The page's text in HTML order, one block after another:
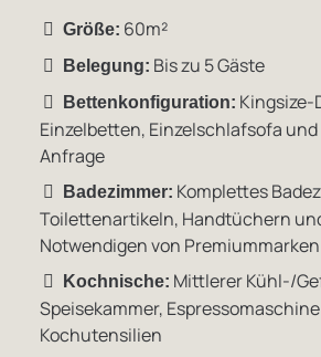
Größe: 60m²
Belegung: Bis zu 5 Gäste
Bettenkonfiguration: Kingsize-
Einzelbetten, Einzelschlafsofa
Anfrage
Badezimmer: Komplettes
Toilettenartikeln, Handtüchern
Notwendigen von Premiummarken
Kochnische: Mittlerer Kühl-/
Speisekammer,
Kochutensilien